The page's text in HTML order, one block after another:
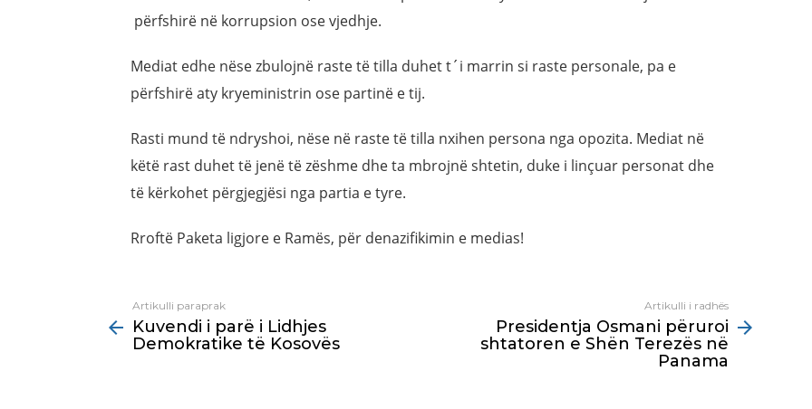
përfshirë në korrupsion ose vjedhje.
Mediat edhe nëse zbulojnë raste të tilla duhet t´i marrin si raste personale, pa e
përfshirë aty kryeministrin ose partinë e tij.
Rasti mund të ndryshoi, nëse në raste të tilla nxihen persona nga opozita. Mediat në
këtë rast duhet të jenë të zëshme dhe ta mbrojnë shtetin, duke i linçuar personat dhe
të kërkohet përgjegjësi nga partia e tyre.
Rroftë Paketa ligjore e Ramës, për denazifikimin e medias!
more
Artikulli paraprak
Kuvendi i parë i Lidhjes
Demokratike të Kosovës
Artikulli i radhës
Presidentja Osmani përuroi
shtatoren e Shën Terezës në
Panama